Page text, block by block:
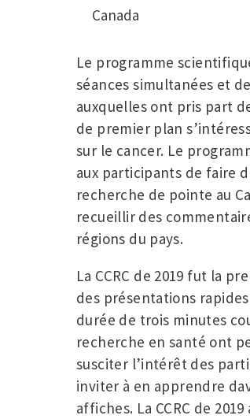
Canada
Le programme
séances simultanées et
auxquelles ont pris part
de premier plan
sur le cancer. Le
aux participants de faire
recherche de pointe au
recueillir des
régions du pays.
La CCRC de 2019 fut la
des présentations
durée de trois minutes
recherche en santé ont
susciter l’intérêt des
inviter à en apprendre
affiches. La CCRC de